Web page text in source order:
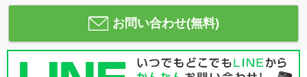
お問い合わせ(無料)